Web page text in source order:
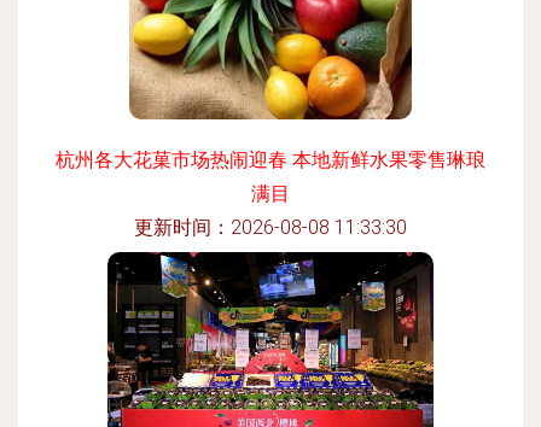
杭州各大花菓市场热闹迎春 本地新鲜水果零售琳琅
满目
更新时间：2026-08-08 11:33:30